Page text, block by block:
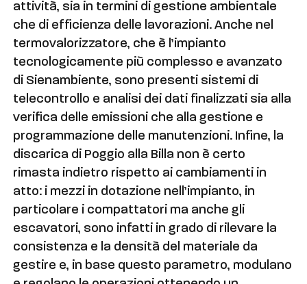
attività, sia in termini di gestione ambientale
che di efficienza delle lavorazioni. Anche nel
termovalorizzatore, che è l’impianto
tecnologicamente più complesso e avanzato
di Sienambiente, sono presenti sistemi di
telecontrollo e analisi dei dati finalizzati sia alla
verifica delle emissioni che alla gestione e
programmazione delle manutenzioni. Infine, la
discarica di Poggio alla Billa non è certo
rimasta indietro rispetto ai cambiamenti in
atto: i mezzi in dotazione nell’impianto, in
particolare i compattatori ma anche gli
escavatori, sono infatti in grado di rilevare la
consistenza e la densità del materiale da
gestire e, in base questo parametro, modulano